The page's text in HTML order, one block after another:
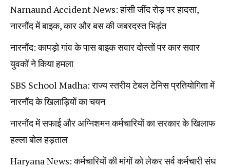
Narnaund Accident News: हांसी जींद रोड़ पर हादसा,
नारनौंद में बाइक, कार और बस की जबरदस्त भिड़ंत
नारनौंद: कापड़ो गांव के पास बाइक सवार दोस्तों पर कार सवार
युवकों ने किया हमला
SBS School Madha: राज्य स्तरीय टेबल टेनिस प्रतियोगिता में
नारनौंद के खिलाड़ियों का चयन
नारनौंद में सफाई और अग्निशमन कर्मचारियों का सरकार के खिलाफ
हल्ला बोल हड़ताल
Haryana News: कर्मचारियों की मांगों को लेकर सर्व कर्मचारी संघ